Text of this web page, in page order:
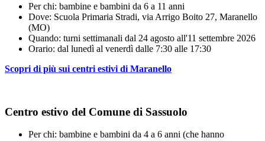
Per chi: bambine e bambini da 6 a 11 anni
Dove: Scuola Primaria Stradi, via Arrigo Boito 27, Maranello
(MO)
Quando: turni settimanali dal 24 agosto all'11 settembre 2026
Orario: dal lunedì al venerdì dalle 7:30 alle 17:30
Scopri di più sui centri estivi di Maranello
Centro estivo del Comune di Sassuolo
Per chi: bambine e bambini da 4 a 6 anni (che hanno